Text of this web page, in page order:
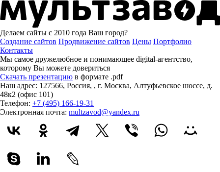
Делаем сайты с 2010 года Ваш город?
Создание сайтов Продвижение сайтов Цены Портфолио
Контакты
Мы самое дружелюбное и понимающее digital-агентство,
которому Вы можете довериться
Скачать презентацию в формате .pdf
Наш адрес: 127566, Россия, , г. Москва, Алтуфьевское шоссе, д.
48к2 (офис 101)
Телефон: +7 (495) 166-19-31
Электронная почта: multzavod@yandex.ru